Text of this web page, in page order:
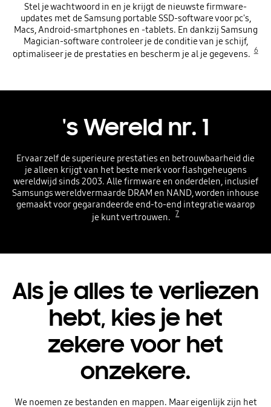
Stel je wachtwoord in en je krijgt de nieuwste firmware-
updates met de Samsung portable SSD-software voor pc's,
Macs, Android-smartphones en -tablets. En dankzij Samsung
Magician-software controleer je de conditie van je schijf,
optimaliseer je de prestaties en bescherm je al je gegevens. 6
's Wereld nr. 1
Ervaar zelf de superieure prestaties en betrouwbaarheid die
je alleen krijgt van het beste merk voor flashgeheugens
wereldwijd sinds 2003. Alle firmware en onderdelen, inclusief
Samsungs wereldvermaarde DRAM en NAND, worden inhouse
gemaakt voor gegarandeerde end-to-end integratie waarop
je kunt vertrouwen.
7
Als je alles te verliezen
hebt, kies je het
zekere voor het
onzekere.
We noemen ze bestanden en mappen. Maar eigenlijk zijn het